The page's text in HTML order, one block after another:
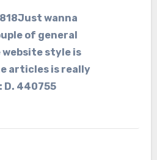
wanna
of general
website style is
articles is really
D. 440755